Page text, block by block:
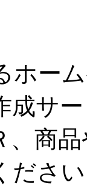
ホー
成サ
、商
ださ